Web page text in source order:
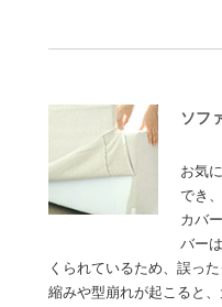
ソフ
お気
でき
カバ
バー
くられているため、誤っ
縮みや型崩れが起こると